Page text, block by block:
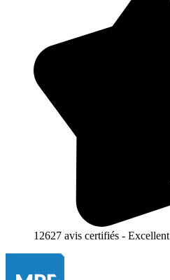
12627 avis certifiés - Excellent